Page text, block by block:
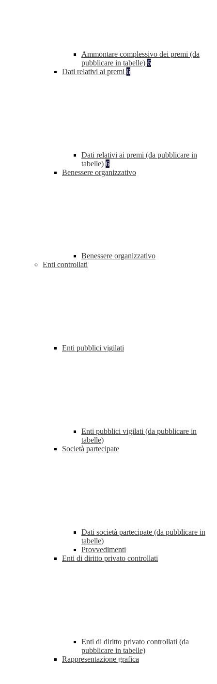
Ammontare complessivo dei premi (da
pubblicare in tabelle) 6
Dati relativi ai premi 6
Dati relativi ai premi (da pubblicare in
tabelle) 6
Benessere organizzativo
Benessere organizzativo
Enti controllati
Enti pubblici vigilati
Enti pubblici vigilati (da pubblicare in
tabelle)
Società partecipate
Dati società partecipate (da pubblicare in
tabelle)
Provvedimenti
Enti di diritto privato controllati
Enti di diritto privato controllati (da
pubblicare in tabelle)
Rappresentazione grafica